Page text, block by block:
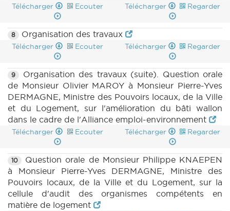
Télécharger Ecouter Télécharger Regarder
8 Organisation des travaux
Télécharger Ecouter Télécharger Regarder
9
Organisation des travaux (suite). Question orale
de Monsieur Olivier MAROY à Monsieur Pierre-Yves
DERMAGNE, Ministre des Pouvoirs locaux, de la Ville
et du Logement, sur l'amélioration du bâti wallon
dans le cadre de l'Alliance emploi-environnement
Télécharger Ecouter Télécharger Regarder
10
Question orale de Monsieur Philippe KNAEPEN
à Monsieur Pierre-Yves DERMAGNE, Ministre des
Pouvoirs locaux, de la Ville et du Logement, sur la
cellule d'audit des organismes compétents en
matière de logement